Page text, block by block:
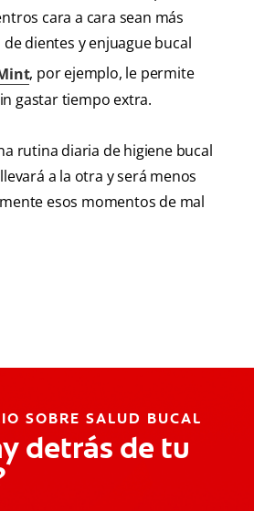
cara a cara sean más
dientes y enjuague bucal
, por ejemplo, le permite
gastar tiempo extra.
rutina diaria de higiene bucal
a la otra y será menos
esos momentos de mal
SOBRE SALUD BUCAL
detrás de tu